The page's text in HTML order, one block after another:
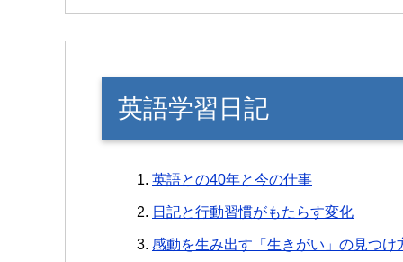
英語学習日記
英語との40年と今の仕事
日記と行動習慣がもたらす変化
感動を生み出す「生きがい」の見つけ